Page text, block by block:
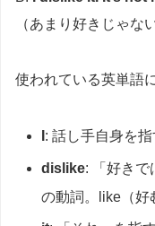
（あまり好きじゃな
使われている英単語
: 話し手自身を指
dislike: 「好きで
の動詞。like（好